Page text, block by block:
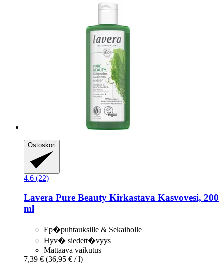
Ostoskori
4.6 (22)
Lavera Pure Beauty Kirkastava Kasvovesi, 200
ml
Ep�puhtauksille & Sekaiholle
Hyv� siedett�vyys
Mattaava vaikutus
7,39 € (36,95 € / l)